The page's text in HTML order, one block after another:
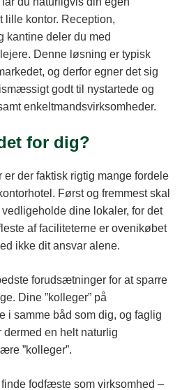
lille kontor. Reception,
kantine deler du med
Denne løsning er typisk
og derfor egner det sig
godt til nystartede og
enkeltmandsvirksomheder.
for dig?
er der faktisk rigtig mange fordele
Først og fremmest skal
dine lokaler, for det
af faciliteterne er ovenikøbet
ikke dit ansvar alene.
forudsætninger for at sparre
Dine ”kolleger” på
i samme båd som dig, og faglig
en helt naturlig
”kolleger”.
fodfæste som virksomhed –